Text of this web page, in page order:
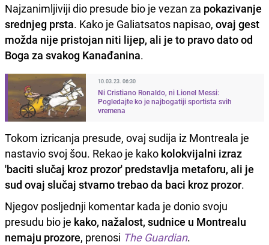
Najzanimljiviji dio presude bio je vezan za pokazivanje
srednjeg prsta. Kako je Galiatsatos napisao, ovaj gest
možda nije pristojan niti lijep, ali je to pravo dato od
Boga za svakog Kanađanina.
10.03.23. 06:30
Ni Cristiano Ronaldo, ni Lionel Messi:
Pogledajte ko je najbogatiji sportista svih
vremena
Tokom izricanja presude, ovaj sudija iz Montreala je
nastavio svoj šou. Rekao je kako kolokvijalni izraz
'baciti slučaj kroz prozor' predstavlja metaforu, ali je
sud ovaj slučaj stvarno trebao da baci kroz prozor.
Njegov posljednji komentar kada je donio svoju
presudu bio je kako, nažalost, sudnice u Montrealu
nemaju prozore, prenosi The Guardian.